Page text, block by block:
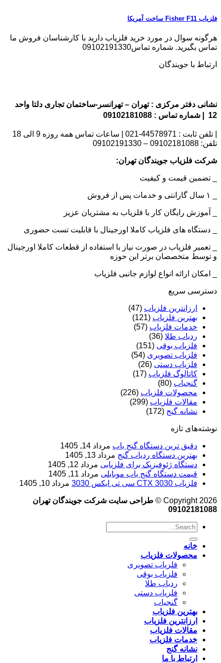
فلزیاب Fisher F11 ساخت آمریکا
هرگونه سوال در مورد خرید فلزیاب دارید با کارشناسان فروش ما
تماس بگیرید. شماره تماس09102191330
ارتباط با جویندگان
نشانی دفتر مرکزی : تهران – تهرانسر-ساختمان تجاری دلتا واحد
12 | شماره تماس : 09102181088
| تلفن ثابت : 44578971-021 | ساعات تماس همه روزه 9 الی 18
تلفن: 09102181088 – 09102191330
شرکت فلزیاب جویندگان تهران:
_ تضمین قیمت و کیفیت
_ آموزش رایگان کار با فلزیاب به مشتریان عزیز
_ دستگاه های فلزیاب کاملا اورجینال با قابلیت تست حضوری
_ تعمیر فلزیاب در صورت نیاز با استفاده از قطعات کاملا اورجینال
و توسط متخصصان برتر این حوزه
_ امکان ارائه انواع لوازم جانبی فلزیاب
دسترسی سریع
ارزانترین فلزیاب (47)
بهترین فلزیاب (121)
خدمات فلزیاب (57)
ردیاب طلا (36)
فلزیاب بوقی (151)
فلزیاب تصویری (54)
فلزیاب دستی (26)
کاتالوگ فلزیاب (17)
گنجیاب (80)
محصولات فلزیاب (226)
مقالات فلزیاب (299)
نشانه گنج (172)
نوشته‌های تازه
دقیق ترین دستگاه گنج یاب مرداد 14, 1405
بهترین دستگاه ردیاب گنج مرداد 13, 1405
دستگاه ژئوفیزیک برای فلزیابی مرداد 12, 1405
قیمت دستگاه گنج یاب موبایلی مرداد 11, 1405
فلزیاب CTX 3030 سی تی ایکس 3030
مرداد 10, 1405
Copyright 2026 ©
طراحی سایت شرکت جویندگان تهران
09102181088
خانه
محصولات فلزیاب
فلزیاب تصویری
فلزیاب بوقی
ردیاب طلا
فلزیاب دستی
گنجیاب
بهترین فلزیاب
ارزانترین فلزیاب
مقالات فلزیاب
خدمات فلزیاب
نشانه گنج
ارتباط با ما